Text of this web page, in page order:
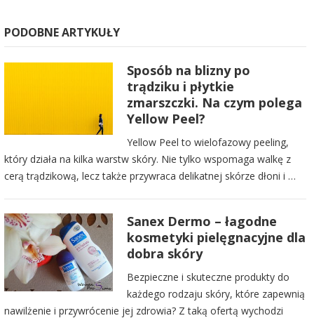
PODOBNE ARTYKUŁY
Sposób na blizny po
trądziku i płytkie
zmarszczki. Na czym polega
Yellow Peel?
Yellow Peel to wielofazowy peeling,
który działa na kilka warstw skóry. Nie tylko wspomaga walkę z
cerą trądzikową, lecz także przywraca delikatnej skórze dłoni i …
Sanex Dermo – łagodne
kosmetyki pielęgnacyjne dla
dobra skóry
Bezpieczne i skuteczne produkty do
każdego rodzaju skóry, które zapewnią
nawilżenie i przywrócenie jej zdrowia? Z taką ofertą wychodzi